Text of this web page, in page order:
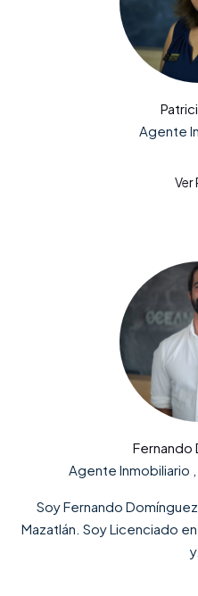
Agente
Fernando
Agente Inmobiliario
Soy Fernando
Mazatlán. Soy Licenciado